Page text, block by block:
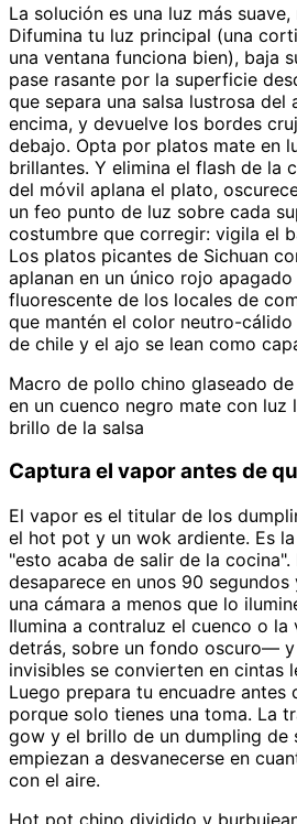
La solución es una luz más
Difumina tu luz principal (una
una ventana funciona bien), baja
pase rasante por la superficie
que separa una salsa lustrosa del
encima, y devuelve los bordes
debajo. Opta por platos mate en
brillantes. Y elimina el flash de la
del móvil aplana el plato,
un feo punto de luz sobre cada
costumbre que corregir: vigila el
Los platos picantes de Sichuan
aplanan en un único rojo
fluorescente de los locales de
que mantén el color neutro-
de chile y el ajo se lean como
Macro de pollo chino glaseado
en un cuenco negro mate con luz
brillo de la salsa
Captura el vapor antes de
El vapor es el titular de los
el hot pot y un wok ardiente. Es
"esto acaba de salir de la
desaparece en unos 90
una cámara a menos que lo
Ilumina a contraluz el cuenco o
detrás, sobre un fondo oscuro—
invisibles se convierten en cintas
Luego prepara tu encuadre antes
porque solo tienes una toma. La
gow y el brillo de un dumpling de
empiezan a desvanecerse en
con el aire.